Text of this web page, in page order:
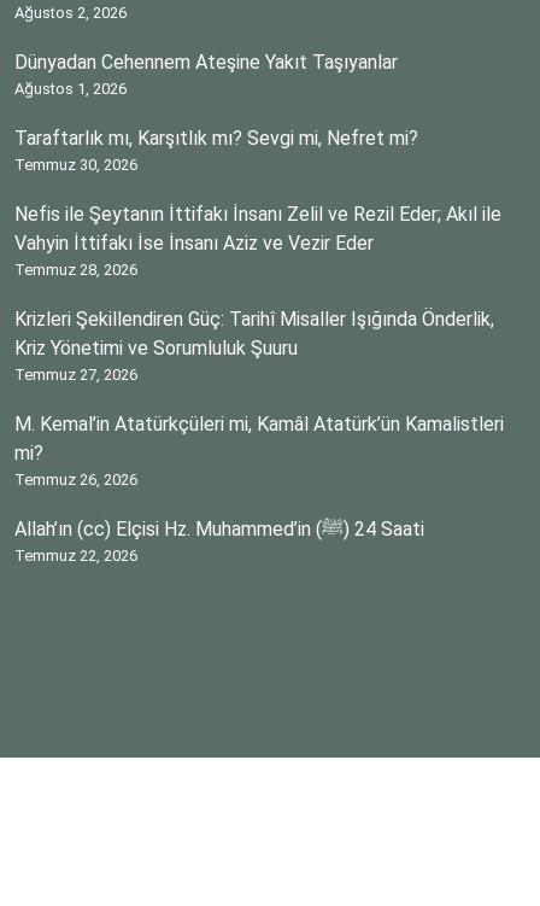
Ağustos 2, 2026
Dünyadan Cehennem Ateşine Yakıt Taşıyanlar
Ağustos 1, 2026
Taraftarlık mı, Karşıtlık mı? Sevgi mi, Nefret mi?
Temmuz 30, 2026
Nefis ile Şeytanın İttifakı İnsanı Zelil ve Rezil Eder; Akıl ile
Vahyin İttifakı İse İnsanı Aziz ve Vezir Eder
Temmuz 28, 2026
Krizleri Şekillendiren Güç: Tarihî Misaller Işığında Önderlik,
Kriz Yönetimi ve Sorumluluk Şuuru
Temmuz 27, 2026
M. Kemal’in Atatürkçüleri mi, Kamâl Atatürk’ün Kamalistleri
mi?
Temmuz 26, 2026
Allah’ın (cc) Elçisi Hz. Muhammed’in (ﷺ) 24 Saati
Temmuz 22, 2026